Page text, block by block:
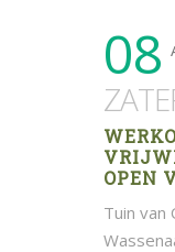
08
OPEN
Tuin van